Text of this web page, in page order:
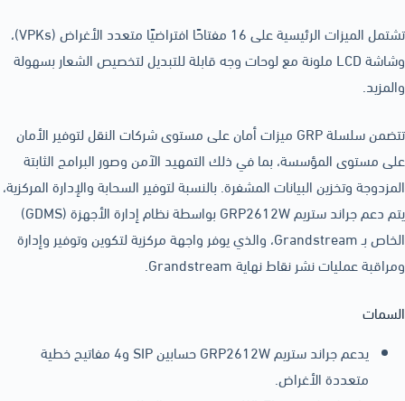
تشتمل الميزات الرئيسية على 16 مفتاحًا افتراضيًا متعدد الأغراض (VPKs)،
وشاشة LCD ملونة مع لوحات وجه قابلة للتبديل لتخصيص الشعار بسهولة
والمزيد.
تتضمن سلسلة GRP ميزات أمان على مستوى شركات النقل لتوفير الأمان
على مستوى المؤسسة، بما في ذلك التمهيد الآمن وصور البرامج الثابتة
المزدوجة وتخزين البيانات المشفرة. بالنسبة لتوفير السحابة والإدارة المركزية،
يتم دعم جراند ستريم GRP2612W بواسطة نظام إدارة الأجهزة (GDMS)
الخاص بـ Grandstream، والذي يوفر واجهة مركزية لتكوين وتوفير وإدارة
ومراقبة عمليات نشر نقاط نهاية Grandstream.
السمات
يدعم جراند ستريم GRP2612W حسابين SIP و4 مفاتيح خطية
متعددة الأغراض.